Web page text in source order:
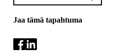
Jaa tämä tapahtuma